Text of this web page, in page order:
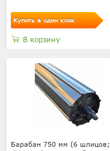
Купить в один клик
В корзину
Барабан 750 мм (6 шлицов;